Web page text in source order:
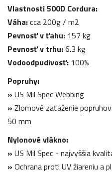
Vlastnosti 500D Cordura:
Váha:cca 200g / m2
Pevnosť v ťahu: 157 kg
Pevnosť v trhu:6.3 kg
Vodoodpudivosť: 100%
Popruhy:
» US Mil Spec Webbing
» Zlomové zaťaženie
50 mm
Nylonové vlákno:
» US Mil Spec - najvyššia
» Ochrana proti UV žiareniu a